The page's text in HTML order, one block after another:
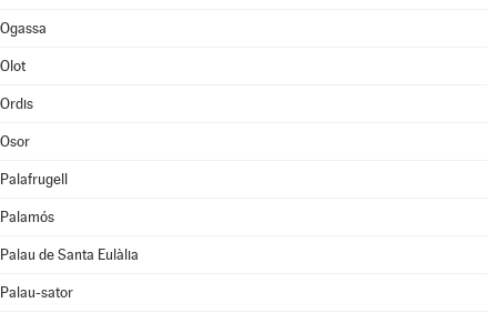
Ogassa
Olot
Ordis
Osor
Palafrugell
Palamós
Palau de Santa Eulàlia
Palau-sator